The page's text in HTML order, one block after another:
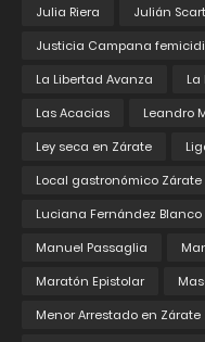
Julia Riera
Julián
Justicia Campana
La Libertad Avanza
Las Acacias
Leandro
Ley seca en Zárate
Local gastronómico Zárate
Luciana Fernández Blanco
Manuel Passaglia
Maratón Epistolar
Menor Arrestado en Zárate